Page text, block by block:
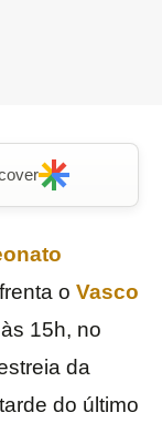
o Vasco
15h, no
da
do último